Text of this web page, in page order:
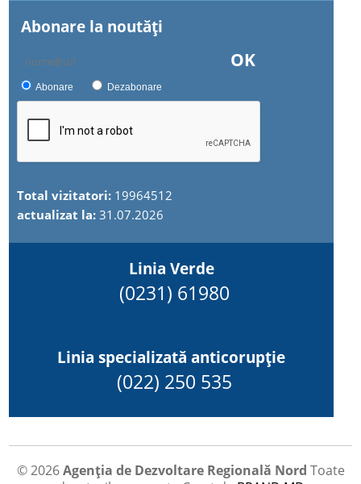
Abonare la noutăţi
OK
Abonare Dezabonare
Total vizitatori: 19964512
actualizat la:31.07.2026
Linia Verde
(0231) 61980
Linia specializată anticorupție
(022) 250 535
© 2026Agenția de Dezvoltare Regională Nord Toate